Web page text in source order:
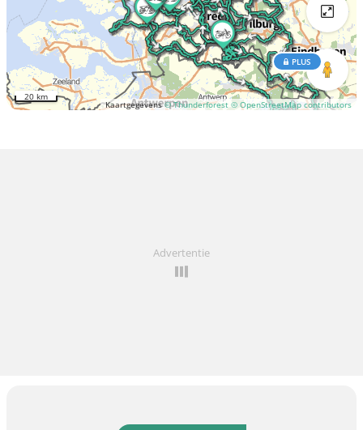
Kaartgegevens© Thunderforest © OpenStreetMap contributors
PLUS
20 km
Advertentie